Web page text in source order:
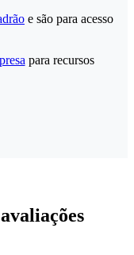
e são para acesso
para recursos